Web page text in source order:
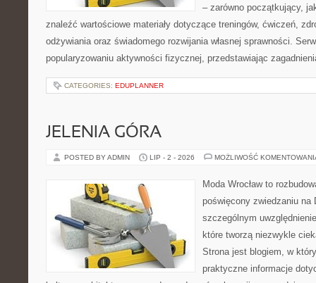
– zarówno początkujący,
znaleźć wartościowe materiały dotyczące treningów, ćwiczeń,
odżywiania oraz świadomego rozwijania własnej sprawności.
popularyzowaniu aktywności fizycznej, przedstawiając
CATEGORIES: EDUPLANNER
JELENIA GÓRA
POSTED BY ADMIN LIP - 2 - 2026 MOŻLIWOŚĆ
Moda Wrocław to
poświęcony zwiedzaniu na
szczególnym
które tworzą niezwykle
Strona jest blogiem, w
praktyczne informacje